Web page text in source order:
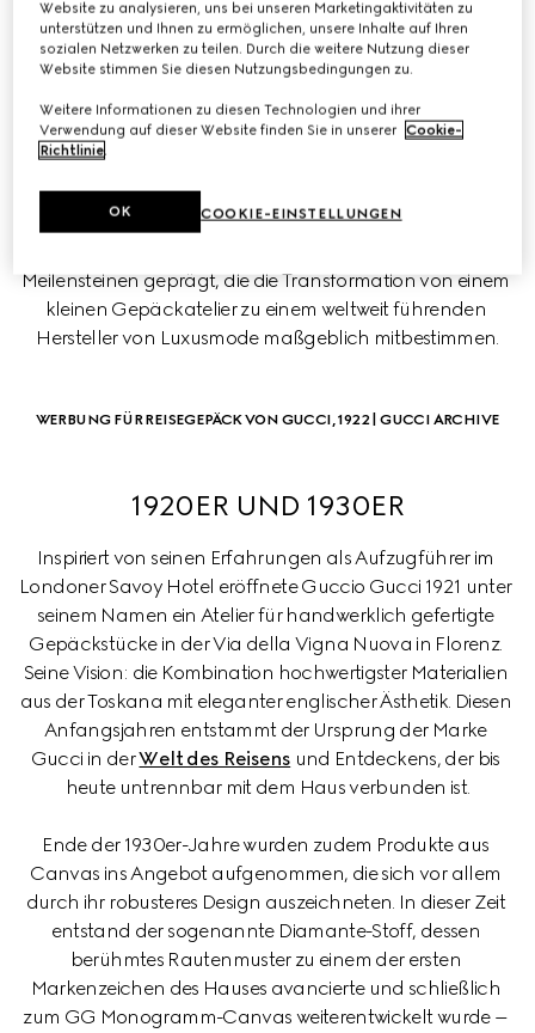
GUCCI IM LAUFE DER ZEIT
Die mehr als 100 Jahre umfassende Geschichte des
Hauses zeugt von einer Vision der ständigen
Meilensteinen geprägt, die die Transformation von einem
kleinen Gepäckatelier zu einem weltweit führenden
Hersteller von Luxusmode maßgeblich mitbestimmen.
WERBUNG FÜR REISEGEPÄCK VON GUCCI, 1922 | GUCCI ARCHIVE
1920ER UND 1930ER
Inspiriert von seinen Erfahrungen als Aufzugführer im
Londoner Savoy Hotel eröffnete Guccio Gucci 1921 unter
seinem Namen ein Atelier für handwerklich gefertigte
Gepäckstücke in der Via della Vigna Nuova in Florenz.
Seine Vision: die Kombination hochwertigster Materialien
aus der Toskana mit eleganter englischer Ästhetik. Diesen
Anfangsjahren entstammt der Ursprung der Marke
Gucci in der Welt des Reisens und Entdeckens, der bis
heute untrennbar mit dem Haus verbunden ist.
Ende der 1930er-Jahre wurden zudem Produkte aus
Canvas ins Angebot aufgenommen, die sich vor allem
durch ihr robusteres Design auszeichneten. In dieser Zeit
entstand der sogenannte Diamante-Stoff, dessen
berühmtes Rautenmuster zu einem der ersten
Markenzeichen des Hauses avancierte und schließlich
zum GG Monogramm-Canvas weiterentwickelt wurde –
Website zu analysieren, uns bei unseren Marketingaktivitäten zu
unterstützen und Ihnen zu ermöglichen, unsere Inhalte auf Ihren
sozialen Netzwerken zu teilen. Durch die weitere Nutzung dieser
Website stimmen Sie diesen Nutzungsbedingungen zu.
Weitere Informationen zu diesen Technologien und ihrer
Verwendung auf dieser Website finden Sie in unserer Cookie-
Richtlinie.
COOKIE-EINSTELLUNGEN
OK